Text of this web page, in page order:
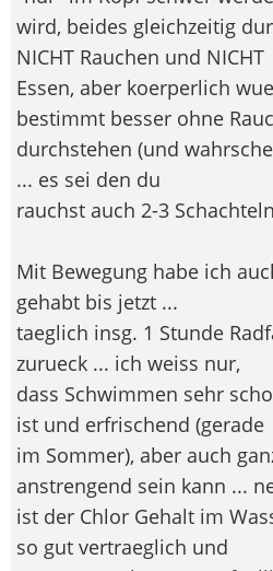
wird, beides gleichzeitig
NICHT Rauchen und NICHT
Essen, aber koerperlich
bestimmt besser ohne
durchstehen (und
... es sei den du
rauchst auch 2-3
Mit Bewegung habe ich
gehabt bis jetzt ...
taeglich insg. 1 Stunde
zurueck ... ich weiss nur,
dass Schwimmen sehr
ist und erfrischend (gerade
im Sommer), aber auch
anstrengend sein kann ...
ist der Chlor Gehalt im
so gut vertraeglich und